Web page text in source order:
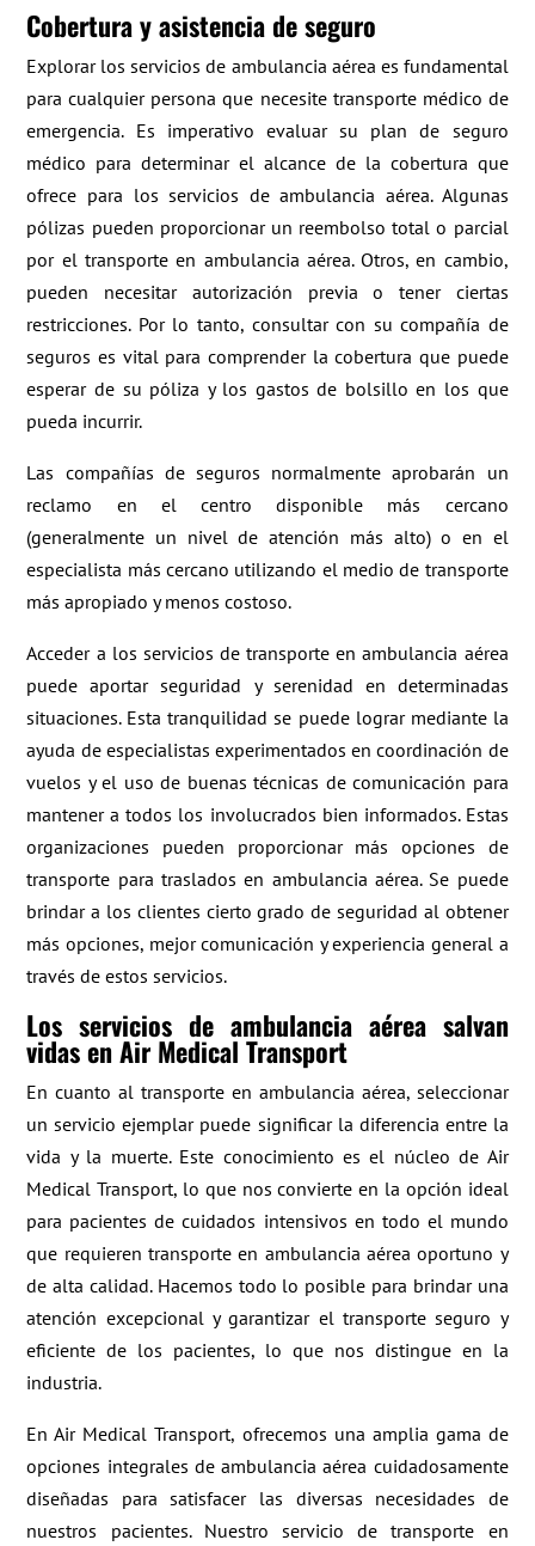
Cobertura y asistencia de seguro
Explorar los servicios de ambulancia aérea es fundamental
para cualquier persona que necesite transporte médico de
emergencia. Es imperativo evaluar su plan de seguro
médico para determinar el alcance de la cobertura que
ofrece para los servicios de ambulancia aérea. Algunas
pólizas pueden proporcionar un reembolso total o parcial
por el transporte en ambulancia aérea. Otros, en cambio,
pueden necesitar autorización previa o tener ciertas
restricciones. Por lo tanto, consultar con su compañía de
seguros es vital para comprender la cobertura que puede
esperar de su póliza y los gastos de bolsillo en los que
pueda incurrir.
Las compañías de seguros normalmente aprobarán un
reclamo en el centro disponible más cercano
(generalmente un nivel de atención más alto) o en el
especialista más cercano utilizando el medio de transporte
más apropiado y menos costoso.
Acceder a los servicios de transporte en ambulancia aérea
puede aportar seguridad y serenidad en determinadas
situaciones. Esta tranquilidad se puede lograr mediante la
ayuda de especialistas experimentados en coordinación de
vuelos y el uso de buenas técnicas de comunicación para
mantener a todos los involucrados bien informados. Estas
organizaciones pueden proporcionar más opciones de
transporte para traslados en ambulancia aérea. Se puede
brindar a los clientes cierto grado de seguridad al obtener
más opciones, mejor comunicación y experiencia general a
través de estos servicios.
Los servicios de ambulancia aérea salvan
vidas en Air Medical Transport
En cuanto al transporte en ambulancia aérea, seleccionar
un servicio ejemplar puede significar la diferencia entre la
vida y la muerte. Este conocimiento es el núcleo de Air
Medical Transport, lo que nos convierte en la opción ideal
para pacientes de cuidados intensivos en todo el mundo
que requieren transporte en ambulancia aérea oportuno y
de alta calidad. Hacemos todo lo posible para brindar una
atención excepcional y garantizar el transporte seguro y
eficiente de los pacientes, lo que nos distingue en la
industria.
En Air Medical Transport, ofrecemos una amplia gama de
opciones integrales de ambulancia aérea cuidadosamente
diseñadas para satisfacer las diversas necesidades de
nuestros pacientes. Nuestro servicio de transporte en